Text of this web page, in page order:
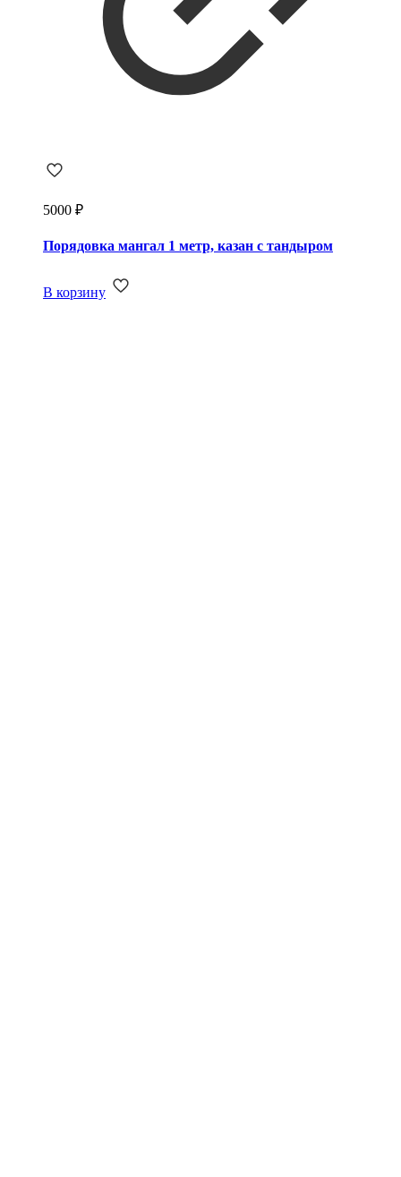
5000 ₽
Порядовка мангал 1 метр, казан с тандыром
В корзину